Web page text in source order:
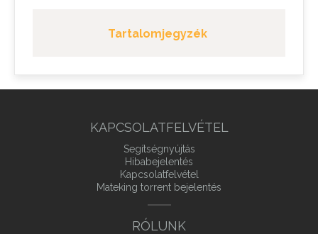
Tartalomjegyzék
KAPCSOLATFELVÉTEL
Segítségnyújtás
Hibabejelentés
Kapcsolatfelvétel
Mateking torrent bejelentés
RÓLUNK